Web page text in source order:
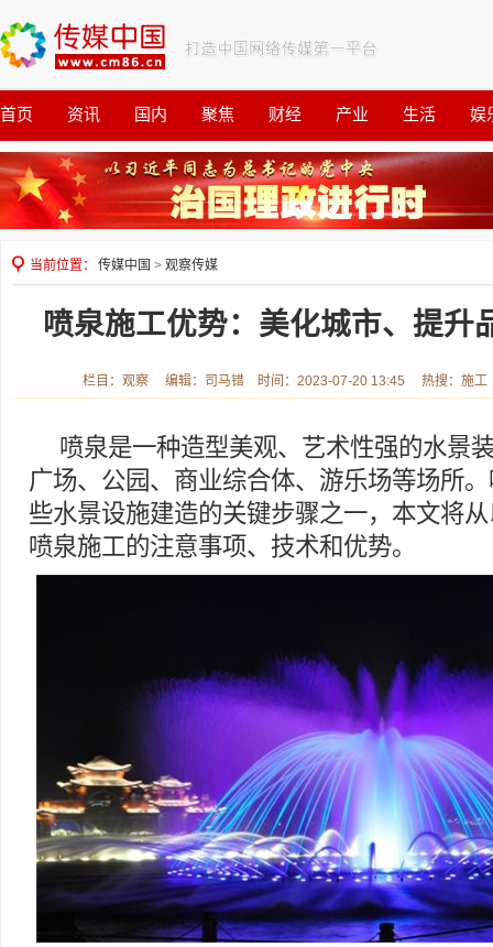
首页 资讯 国内 聚焦 财经 产业 生活 娱
观察 公益
当前位置： 传媒中国 > 观察传媒
喷泉施工优势：美化城市、提升
栏目：观察 编辑：司马错 时间：2023-07-20 13:45 热搜：施工
喷泉是一种造型美观、艺术性强的水景
广场、公园、商业综合体、游乐场等场所
些水景设施建造的关键步骤之一，本文将
喷泉施工的注意事项、技术和优势。